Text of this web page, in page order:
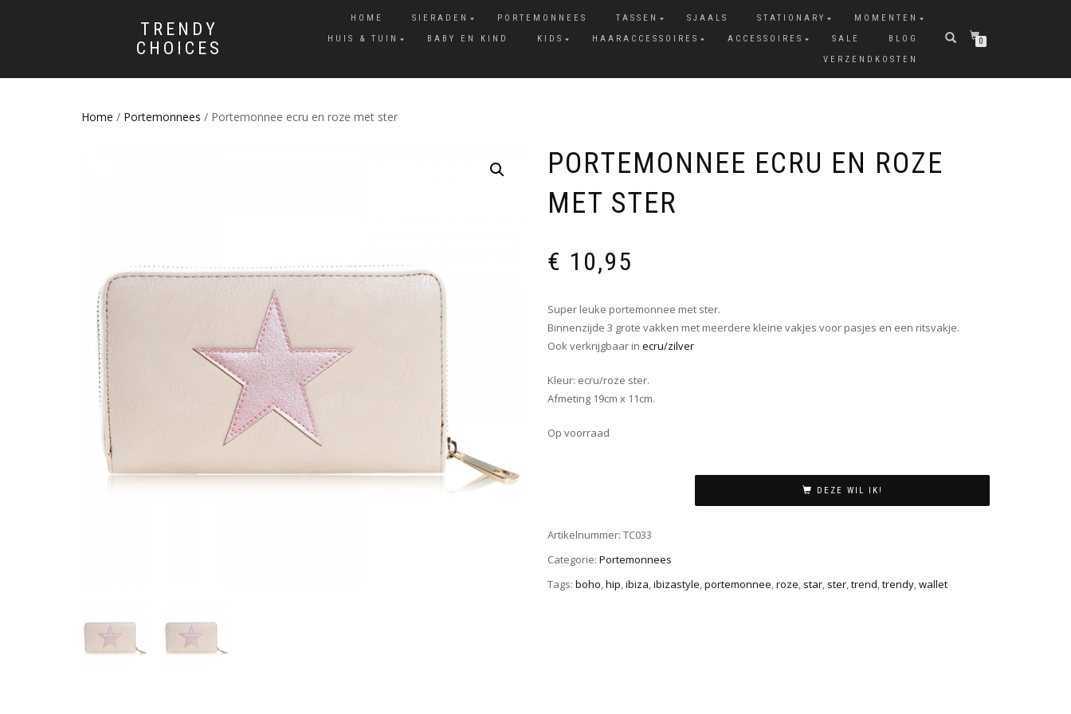
TRENDY
CHOICES
HOME SIERADEN PORTEMONNEES TASSEN SJAALS STATIONARY
MOMENTEN
HUIS & TUIN
BABY EN KIND KIDS HAARACCESSOIRES ACCESSOIRES SALE
BLOG
VERZENDKOSTEN
0
Home / Portemonnees / Portemonnee ecru en roze met ster
PORTEMONNEE ECRU EN ROZE
MET STER
€ 10,95
Super leuke portemonnee met ster.
Binnenzijde 3 grote vakken met meerdere kleine vakjes voor pasjes en een ritsvakje.
Ook verkrijgbaar in ecru/zilver
Kleur: ecru/roze ster.
Afmeting 19cm x 11cm.
Op voorraad
DEZE WIL IK!
Artikelnummer: TC033
Categorie: Portemonnees
Tags: boho,hip,ibiza,ibizastyle,portemonnee,roze, star, ster,trend,trendy,wallet